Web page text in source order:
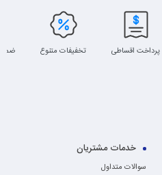
پرداخت اقساطی تخفیفات متنوع
خدمات مشتریان
سوالات متداول